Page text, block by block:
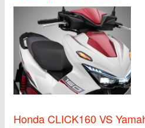
Honda CLICK160 VS